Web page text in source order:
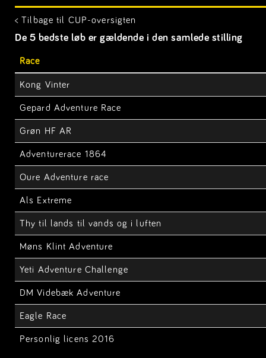
< Tilbage til CUP-oversigten
De 5 bedste løb er gældende i den samlede stilling
Race
Kong Vinter
Gepard Adventure Race
Grøn HF AR
Adventurerace 1864
Oure Adventure race
Als Extreme
Thy til lands til vands og i luften
Møns Klint Adventure
Yeti Adventure Challenge
DM Videbæk Adventure
Eagle Race
Personlig licens 2016